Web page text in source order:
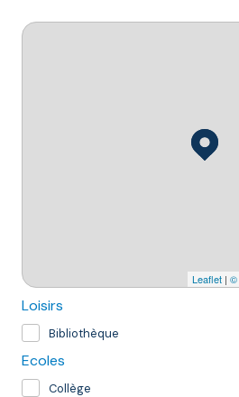
Leaflet | ©
Loisirs
Bibliothèque
Ecoles
Collège